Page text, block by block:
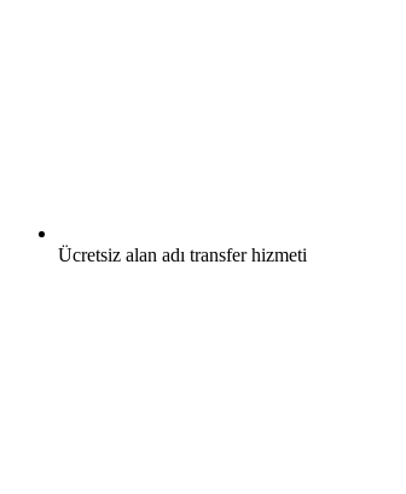
Ücretsiz alan adı transfer hizmeti